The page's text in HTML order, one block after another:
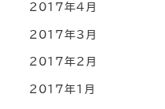
2017年4月
2017年3月
2017年2月
2017年1月